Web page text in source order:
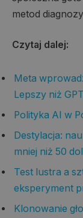
metod
Czytaj dalej:
Meta
Lepszy niż
Polityka AI w
Destylacja:
mniej niż 50
Test lustra a
eksperyment
Klonowanie